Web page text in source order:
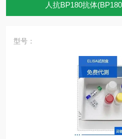
人抗BP180抗体
型号：